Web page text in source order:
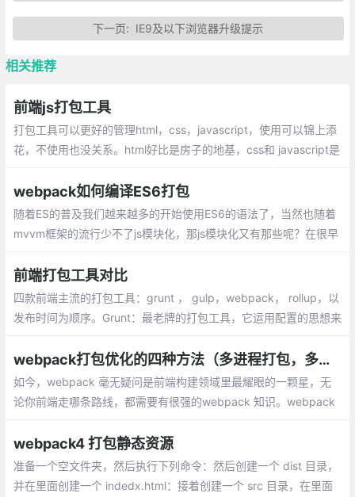
下一页: IE9及以下浏览器升级提示
相关推荐
前端js打包工具
打包工具可以更好的管理html，css，javascript，使用可以锦上添
花，不使用也没关系。html好比是房子的地基，css和 javascript是
webpack如何编译ES6打包
随着ES的普及我们越来越多的开始使用ES6的语法了，当然也随着
mvvm框架的流行少不了js模块化，那js模块化又有那些呢？在很早
前端打包工具对比
四款前端主流的打包工具：grunt ， gulp，webpack， rollup，以
发布时间为顺序。Grunt：最老牌的打包工具，它运用配置的思想来
webpack打包优化的四种方法（多进程打包，多进程压缩，资源 CDN，动态 polyfill）
如今，webpack 毫无疑问是前端构建领域里最耀眼的一颗星，无
论你前端走哪条路线，都需要有很强的webpack 知识。webpack
的打包速度。
webpack4 打包静态资源
准备一个空文件夹，然后执行下列命令：然后创建一个 dist 目录，
并在里面创建一个 indedx.html：接着创建一个 src 目录，在里面